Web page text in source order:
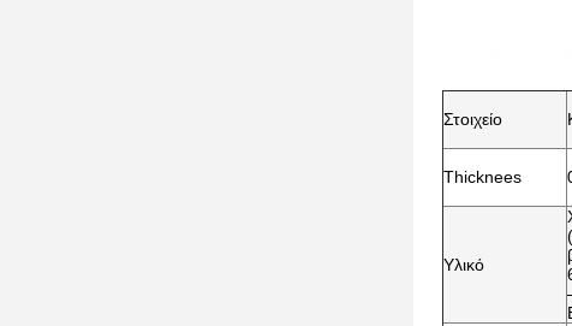
Στοιχείο
Thicknees
Υλικό